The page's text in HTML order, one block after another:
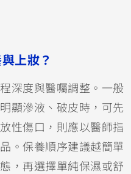
上妝？
深度與醫囑調整。一般
顯滲液、破皮時，可先
性傷口，則應以醫師指
。保養順序建議越簡單
，再選擇單純保濕或舒